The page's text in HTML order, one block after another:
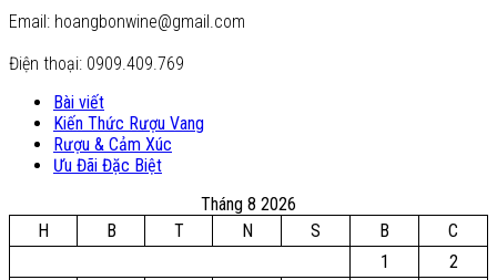
Email: hoangbonwine@gmail.com
Điện thoại: 0909.409.769
Bài viết
Kiến Thức Rượu Vang
Rượu & Cảm Xúc
Ưu Đãi Đặc Biệt
Tháng 8 2026
H
B T N S B
C
1
2